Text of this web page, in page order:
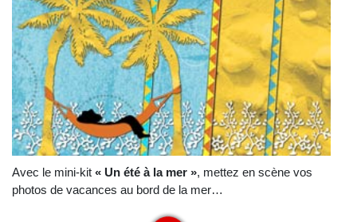
Avec le mini-kit « Un été à la mer », mettez en scène vos
photos de vacances au bord de la mer…